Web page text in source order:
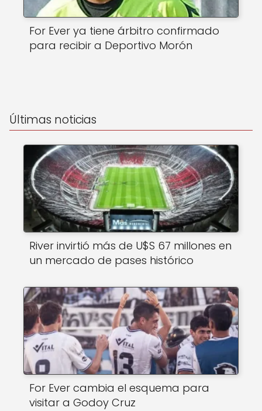
For Ever ya tiene árbitro confirmado
para recibir a Deportivo Morón
Últimas noticias
River invirtió más de U$S 67 millones en
un mercado de pases histórico
For Ever cambia el esquema para
visitar a Godoy Cruz